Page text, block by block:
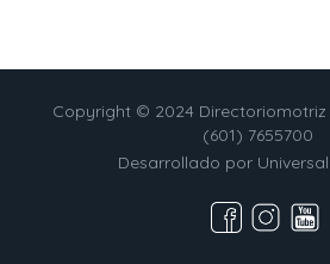
Copyright © 2024 Directoriomotriz
(601) 7655700
Desarrollado por